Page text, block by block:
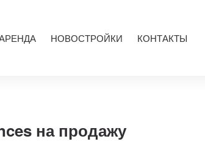
НОВОСТРОЙКИ КОНТАКТЫ
на продажу